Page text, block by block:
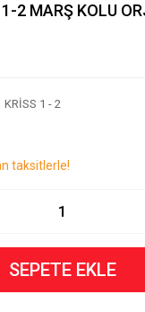
2 MARŞ KOLU
KRİSS 1 - 2
taksitlerle!
SEPETE EKLE